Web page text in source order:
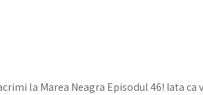
la Marea Neagra Episodul 46! Iata ca